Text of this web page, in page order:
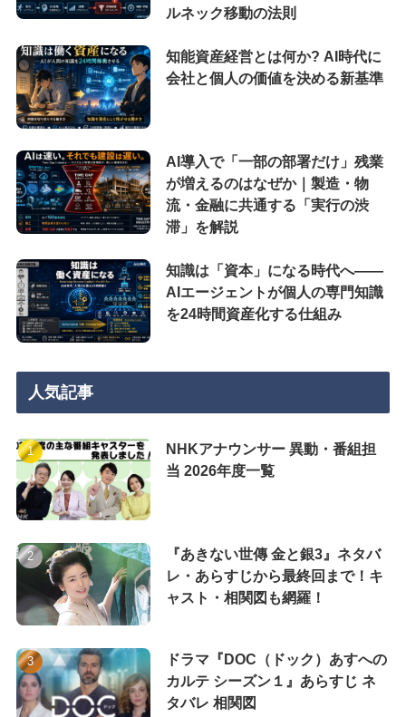
ルネック移動の法則
知能資産経営とは何か? AI時代に
会社と個人の価値を決める新基準
AI導入で「一部の部署だけ」残業
が増えるのはなぜか｜製造・物
流・金融に共通する「実行の渋
滞」を解説
知識は「資本」になる時代へ——
AIエージェントが個人の専門知識
を24時間資産化する仕組み
人気記事
NHKアナウンサー 異動・番組担
当 2026年度一覧
『あきない世傳 金と銀3』ネタバ
レ・あらすじから最終回まで！キ
ャスト・相関図も網羅！
ドラマ『DOC（ドック）あすへの
カルテ シーズン１』あらすじ ネ
タバレ 相関図